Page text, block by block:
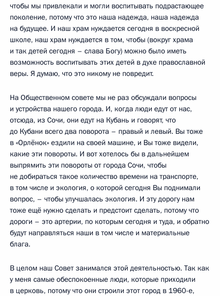
чтобы мы привлекали и могли воспитывать подрастающее
поколение, потому что это наша надежда, наша надежда
на будущее. И наш храм нуждается сегодня в воскресной
школе, наш храм нуждается в том, чтобы (вокруг храма
и так детей сегодня – слава Богу) можно было иметь
возможность воспитывать этих детей в духе православной
веры. Я думаю, что это никому не повредит.
На Общественном совете мы не раз обсуждали вопросы
и устройства нашего города. И, когда люди едут от нас,
отсюда, из Сочи, они едут на Кубань и говорят, что
до Кубани всего два поворота – правый и левый. Вы тоже
в «Орлёнок» ездили на своей машине, и Вы тоже видели,
какие эти повороты. И вот хотелось бы в дальнейшем
выпрямить эти повороты от города Сочи, чтобы
не добираться такое количество времени на транспорте,
в том числе и экология, о которой сегодня Вы поднимали
вопрос, – чтобы улучшалась экология. И эту дорогу нам
тоже ещё нужно сделать и предстоит сделать, потому что
дороги – это артерии, по которым сегодня и туда, и обратно
будут направляться наши в том числе и материальные
блага.
В целом наш Совет занимался этой деятельностью. Так как
у меня самые обеспокоенные люди, которые приходили
в церковь, потому что они строили этот город в 1960-е,